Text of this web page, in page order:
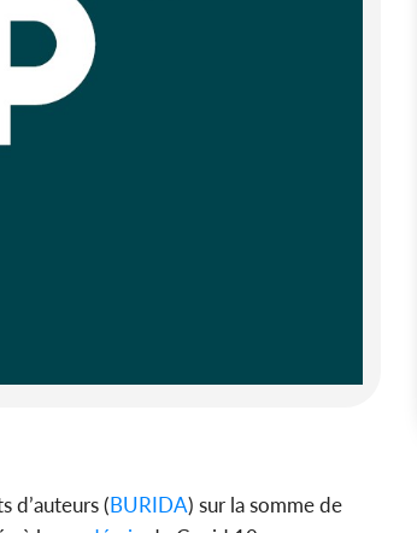
d’auteurs (BURIDA) sur la somme de